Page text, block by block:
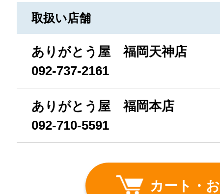
取扱い店舗
ありがとう屋 福岡天神店
092-737-2161
ありがとう屋 福岡本店
092-710-5591
カート・